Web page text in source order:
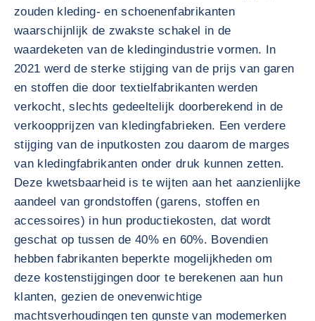
zouden kleding- en schoenenfabrikanten
waarschijnlijk de zwakste schakel in de
waardeketen van de kledingindustrie vormen. In
2021 werd de sterke stijging van de prijs van garen
en stoffen die door textielfabrikanten werden
verkocht, slechts gedeeltelijk doorberekend in de
verkoopprijzen van kledingfabrieken. Een verdere
stijging van de inputkosten zou daarom de marges
van kledingfabrikanten onder druk kunnen zetten.
Deze kwetsbaarheid is te wijten aan het aanzienlijke
aandeel van grondstoffen (garens, stoffen en
accessoires) in hun productiekosten, dat wordt
geschat op tussen de 40% en 60%. Bovendien
hebben fabrikanten beperkte mogelijkheden om
deze kostenstijgingen door te berekenen aan hun
klanten, gezien de onevenwichtige
machtsverhoudingen ten gunste van modemerken